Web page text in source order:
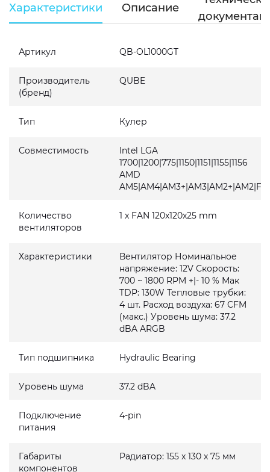
Характеристики Описание
Артикул QB-OL1000GT
Производитель
(бренд)
QUBE
Тип Кулер
Совместимость
Intel LGA
1700|1200|775|1150|1151|1155|1156
AMD
Количество
вентиляторов
1 x FAN 120x120x25 mm
Характеристики
Вентилятор Номинальное
напряжение: 12V Скорость:
700 ~ 1800 RPM +|- 10 % Мак
TDP: 130W Тепловые трубки:
4 шт. Расxод воздуxа: 67 CFM
(макс.) Уровень шума: 37.2
dBA ARGB
Тип подшипника Hydraulic Bearing
Уровень шума 37.2 dBA
Подключение
питания
4-pin
Габариты
компонентов
Радиатор: 155 x 130 x 75 мм